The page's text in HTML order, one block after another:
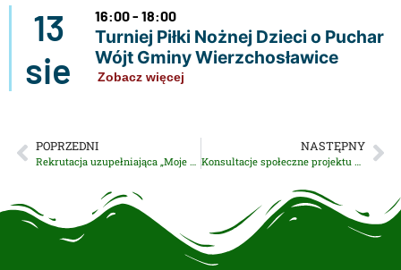
13
sie
16:00 - 18:00
Turniej Piłki Nożnej Dzieci o Puchar
Wójt Gminy Wierzchosławice
Zobacz więcej
POPRZEDNI NASTĘPNY